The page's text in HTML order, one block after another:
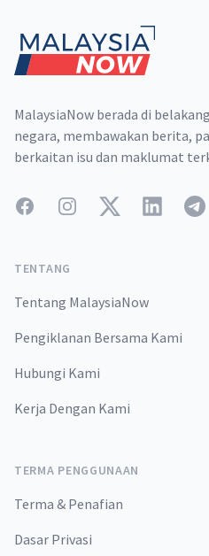
MalaysiaNow berada di
negara, membawakan berita,
berkaitan isu dan maklumat
FacebookInstagramTwitterLinkedIn
TENTANG
Tentang MalaysiaNow
Pengiklanan Bersama Kami
Hubungi Kami
Kerja Dengan Kami
TERMA PENGGUNAAN
Terma & Penafian
Dasar Privasi